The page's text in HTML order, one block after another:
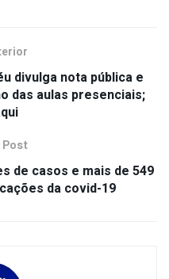
divulga nota pública e
das aulas presenciais;
Post
de casos e mais de 549
da covid-19